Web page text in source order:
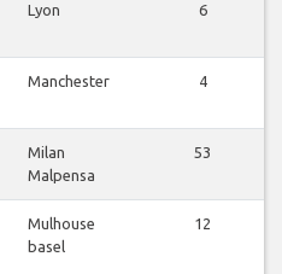
Lyon 6
Manchester 4
Milan
Malpensa
53
Mulhouse
basel
12